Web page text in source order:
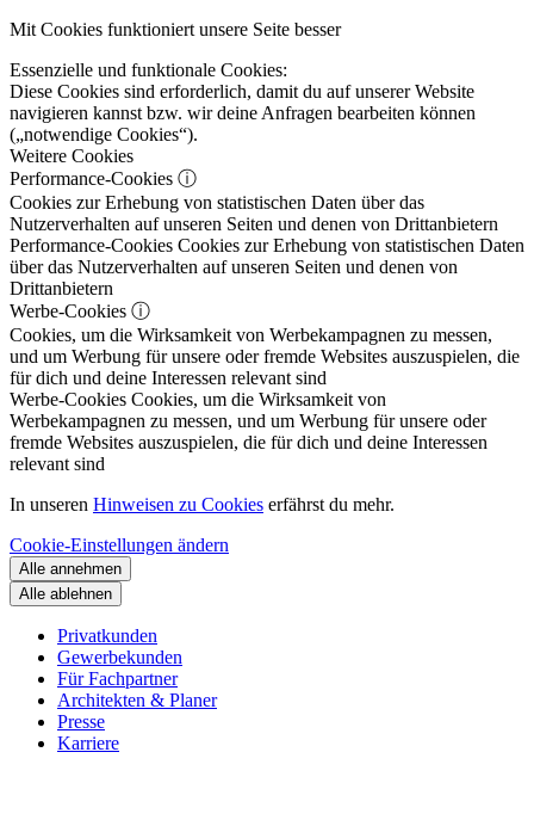
Mit Cookies funktioniert unsere Seite besser
Essenzielle und funktionale Cookies:
Diese Cookies sind erforderlich, damit du auf unserer Website
navigieren kannst bzw. wir deine Anfragen bearbeiten können
(„notwendige Cookies“).
Weitere Cookies
Performance-Cookies ⓘ
Cookies zur Erhebung von statistischen Daten über das
Nutzerverhalten auf unseren Seiten und denen von Drittanbietern
Performance-Cookies Cookies zur Erhebung von statistischen Daten
über das Nutzerverhalten auf unseren Seiten und denen von
Drittanbietern
Werbe-Cookies ⓘ
Cookies, um die Wirksamkeit von Werbekampagnen zu messen,
und um Werbung für unsere oder fremde Websites auszuspielen, die
für dich und deine Interessen relevant sind
Werbe-Cookies Cookies, um die Wirksamkeit von
Werbekampagnen zu messen, und um Werbung für unsere oder
fremde Websites auszuspielen, die für dich und deine Interessen
relevant sind
In unseren Hinweisen zu Cookies erfährst du mehr.
Cookie-Einstellungen ändern
Alle annehmen
Alle ablehnen
Privatkunden
Gewerbekunden
Für Fachpartner
Architekten & Planer
Presse
Karriere